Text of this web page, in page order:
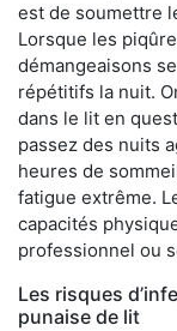
est de soumettre
Lorsque les
démangeaisons
répétitifs la nuit.
dans le lit en
passez des nuits
heures de
fatigue extrême.
capacités
professionnel ou
Les risques
punaise de lit